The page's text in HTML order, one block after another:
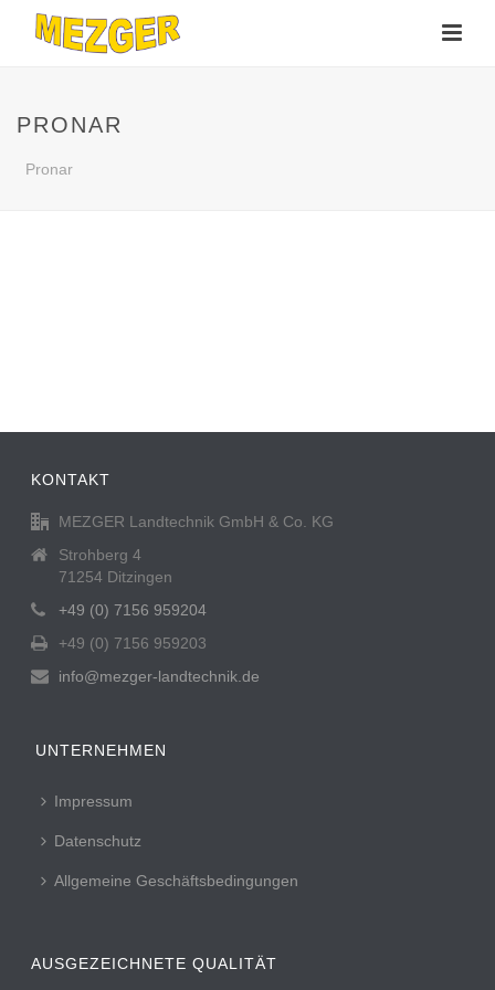
PRONAR
Pronar
KONTAKT
MEZGER Landtechnik GmbH & Co. KG
Strohberg 4
71254 Ditzingen
+49 (0) 7156 959204
+49 (0) 7156 959203
info@mezger-landtechnik.de
UNTERNEHMEN
Impressum
Datenschutz
Allgemeine Geschäftsbedingungen
AUSGEZEICHNETE QUALITÄT